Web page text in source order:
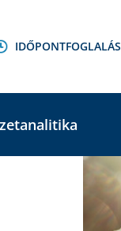
IDŐPONTFOGLALÁS
Stock: